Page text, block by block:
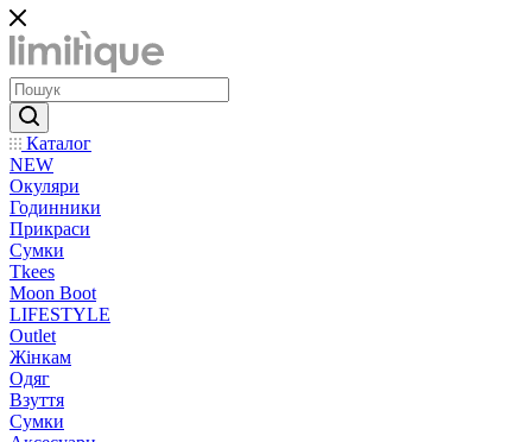
Каталог
NEW
Окуляри
Годинники
Прикраси
Сумки
Tkees
Moon Boot
LIFESTYLE
Outlet
Жінкам
Одяг
Взуття
Сумки